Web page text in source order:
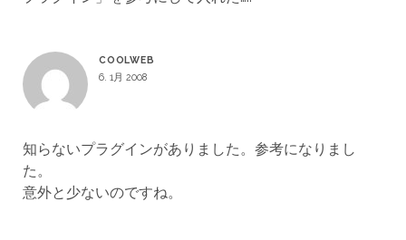
COOLWEB
6. 1月 2008
知らないプラグインがありました。参考になりまし
た。
意外と少ないのですね。